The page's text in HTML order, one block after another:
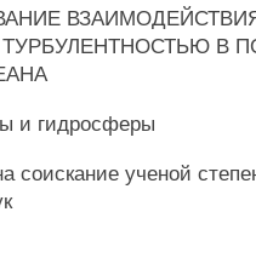
В
и гидросферы
соискание ученой